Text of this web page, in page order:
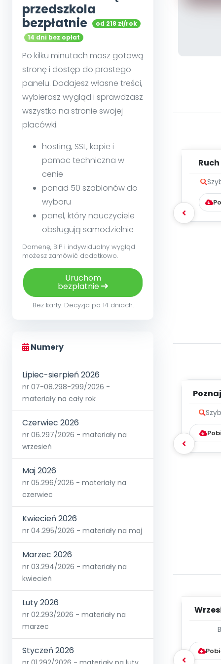
przedszkola
bezpłatnie
od 218 zł/rok
14 dni bez opłat
Po kilku minutach masz gotową
stronę i dostęp do prostego
panelu. Dodajesz własne treści,
wybierasz wygląd i sprawdzasz
wszystko na stronie swojej
placówki.
hosting, SSL, kopie i
pomoc techniczna w
cenie
ponad 50 szablonów do
wyboru
panel, który nauczyciele
obsługują samodzielnie
Domenę, BIP i indywidualny wygląd
możesz zamówić dodatkowo.
Uruchom
bezpłatnie
Bez karty. Decyzja po 14 dniach.
Numery
Lipiec-sierpień 2026
nr 07-08.298-299/2026 -
materiały na cały rok
Czerwiec 2026
nr 06.297/2026 - materiały na
wrzesień
Maj 2026
nr 05.296/2026 - materiały na
czerwiec
Kwiecień 2026
nr 04.295/2026 - materiały na maj
Marzec 2026
nr 03.294/2026 - materiały na
kwiecień
Luty 2026
nr 02.293/2026 - materiały na
marzec
Styczeń 2026